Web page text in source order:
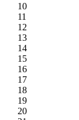
10
11
12
13
14
15
16
17
18
19
20